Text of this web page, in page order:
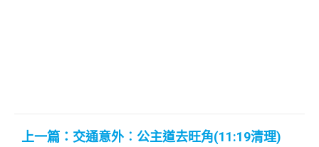
上一篇：交通意外︰公主道去旺角(11:19清理)